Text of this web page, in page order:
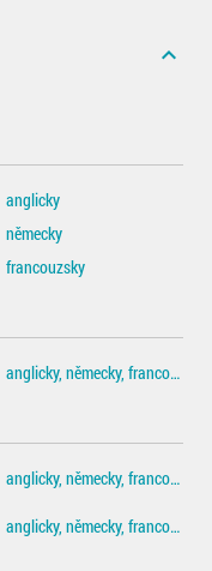
expand_less
anglicky
německy
francouzsky
anglicky, německy, francouzsky
anglicky, německy, francouzsky
anglicky, německy, francouzsky